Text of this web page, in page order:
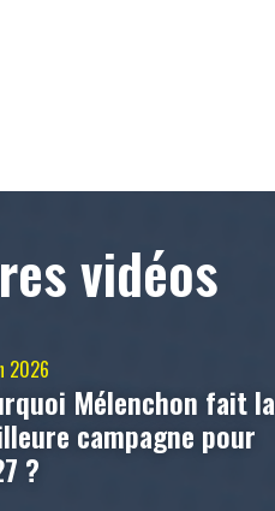
vidéos
2026
Mélenchon fait la
campagne pour
?